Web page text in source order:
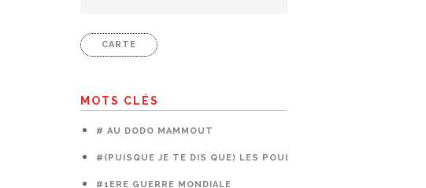
CARTE
MOTS CLÉS
# AU DODO MAMMOUT
#(PUISQUE JE TE DIS QUE) LES POULES PRÉFÈRENT LES CAGES
#1ERE GUERRE MONDIALE